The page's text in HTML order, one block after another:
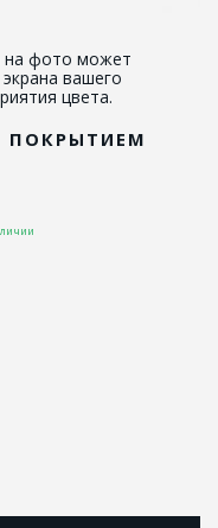
на фото может
вашего
цвета.
ПОКРЫТИЕМ